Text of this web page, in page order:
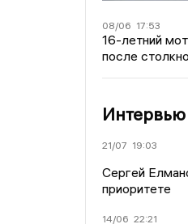
08/06 17:53
16-летний
после
Интервью
21/07 19:03
Сергей
приоритете
14/06 22:21